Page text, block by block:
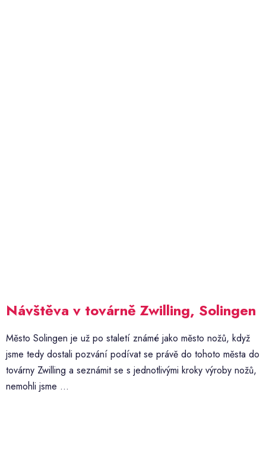
Návštěva v továrně Zwilling, Solingen
Město Solingen je už po staletí známé jako město nožů, když
jsme tedy dostali pozvání podívat se právě do tohoto města do
továrny Zwilling a seznámit se s jednotlivými kroky výroby nožů,
nemohli jsme ...